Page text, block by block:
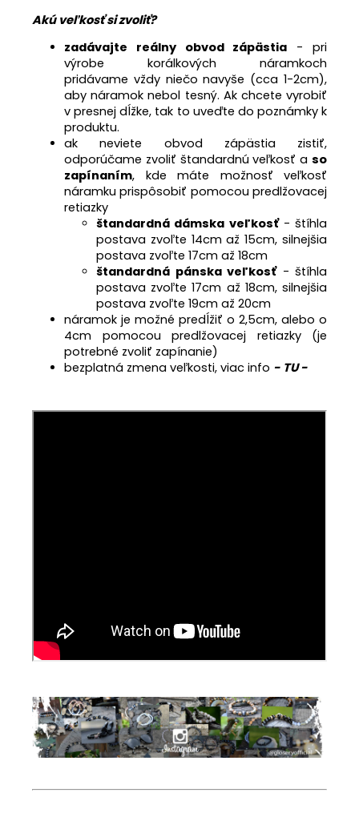
Akú veľkosť si zvoliť?
zadávajte reálny obvod zápästia - pri
výrobe korálkových náramkoch
pridávame vždy niečo navyše (cca 1-2cm),
aby náramok nebol tesný. Ak chcete vyrobiť
v presnej dĺžke, tak to uveďte do poznámky k
produktu.
ak neviete obvod zápästia zistiť,
odporúčame zvoliť štandardnú veľkosť a so
zapínaním, kde máte možnosť veľkosť
náramku prispôsobiť pomocou predlžovacej
retiazky
štandardná dámska veľkosť- štíhla
postava zvoľte 14cm až 15cm, silnejšia
postava zvoľte 17cm až 18cm
štandardná pánska veľkosť- štíhla
postava zvoľte 17cm až 18cm, silnejšia
postava zvoľte 19cm až 20cm
náramok je možné predĺžiť o 2,5cm, alebo o
4cm pomocou predlžovacej retiazky (je
potrebné zvoliť zapínanie)
bezplatná zmena veľkosti, viac info - TU -